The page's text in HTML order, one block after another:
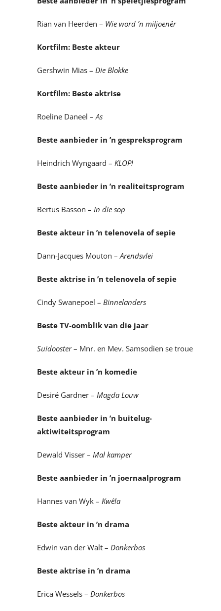
Rian van Heerden – Wie word ’n miljoenêr
Kortfilm: Beste akteur
Gershwin Mias – Die Blokke
Kortfilm: Beste aktrise
Roeline Daneel –As
Beste aanbieder in ’n gespreksprogram
Heindrich Wyngaard – KLOP!
Beste aanbieder in ’n realiteitsprogram
Bertus Basson – In die sop
Beste akteur in ’n telenovela of sepie
Dann-Jacques Mouton –Arendsvlei
Beste aktrise in ’n telenovela of sepie
Cindy Swanepoel – Binnelanders
Beste TV-oomblik van die jaar
Suidooster– Mnr. en Mev. Samsodien se troue
Beste akteur in ’n komedie
Desiré Gardner – Magda Louw
Beste aanbieder in ’n buitelug-
aktiwiteitsprogram
Dewald Visser – Mal kamper
Beste aanbieder in ’n joernaalprogram
Hannes van Wyk – Kwêla
Beste akteur in ’n drama
Edwin van der Walt – Donkerbos
Beste aktrise in ’n drama
Erica Wessels – Donkerbos